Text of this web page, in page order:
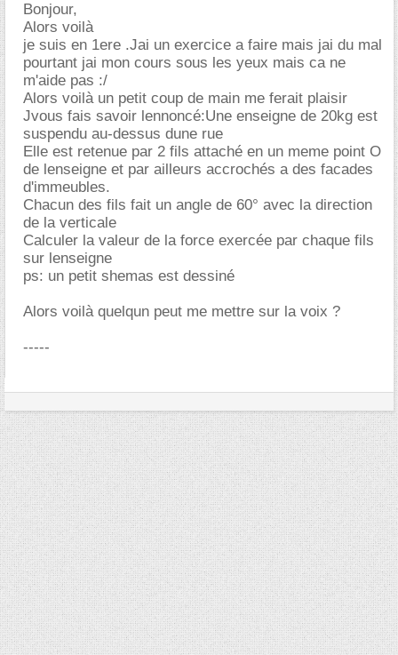
Bonjour,
Alors voilà
je suis en 1ere .Jai un exercice a faire mais jai du mal
pourtant jai mon cours sous les yeux mais ca ne
m'aide pas :/
Alors voilà un petit coup de main me ferait plaisir
Jvous fais savoir lennoncé:Une enseigne de 20kg est
suspendu au-dessus dune rue
Elle est retenue par 2 fils attaché en un meme point O
de lenseigne et par ailleurs accrochés a des facades
d'immeubles.
Chacun des fils fait un angle de 60° avec la direction
de la verticale
Calculer la valeur de la force exercée par chaque fils
sur lenseigne
ps: un petit shemas est dessiné
Alors voilà quelqun peut me mettre sur la voix ?
-----